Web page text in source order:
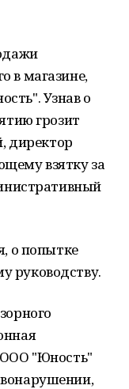
в магазине,
Узнав о
грозит
директор
взятку за
о попытке
руководству.
ООО "Юность"